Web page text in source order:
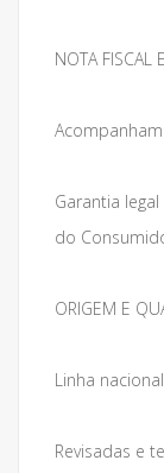
NOTA FISCAL
Garantia
do
ORIGEM E
Linha
Revisadas e